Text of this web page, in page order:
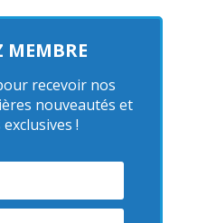
MEMBRE
recevoir nos
nouveautés et
!